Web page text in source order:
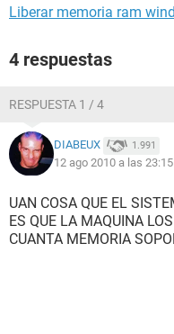
Liberar memoria ram
4 respuestas
RESPUESTA 1 / 4
DIABEUX 1.991
12 ago 2010 a las 23:15
UAN COSA QUE EL
ES QUE LA MAQUINA
CUANTA MEMORIA